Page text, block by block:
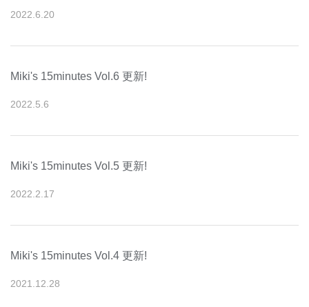
2022 6 20
Miki's 15minutes Vol.6 更新!
2022 5 6
Miki's 15minutes Vol.5 更新!
2022 2 17
Miki's 15minutes Vol.4 更新!
2021 12 28